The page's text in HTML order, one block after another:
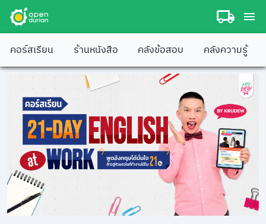
คอร์สเรียน ร้านหนังสือ คลังข้อสอบ คลังความรู้